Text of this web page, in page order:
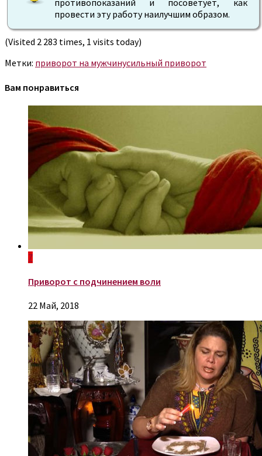
противопоказаний и посоветует, как
провести эту работу наилучшим образом.
(Visited 2 283 times, 1 visits today)
Метки: приворот на мужчинусильный приворот
Вам понравиться
7
Приворот с подчинением воли
22 Май, 2018